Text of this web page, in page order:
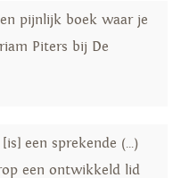
pijnlijk boek waar je
Piters bij De
een sprekende (...)
een ontwikkeld lid